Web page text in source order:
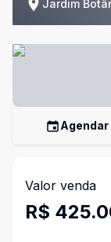
Jardim
Valor venda
R$